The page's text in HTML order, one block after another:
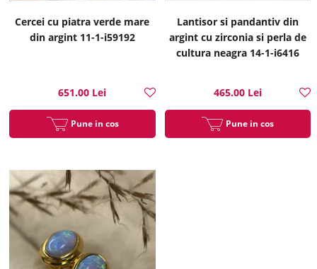
Cercei cu piatra verde mare
din argint 11-1-i59192
651.00 Lei
Pune in cos
Lantisor si pandantiv din
argint cu zirconia si perla de
cultura neagra 14-1-i6416
465.00 Lei
Pune in cos